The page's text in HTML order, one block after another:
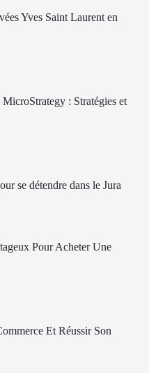
Yves Saint Laurent en
: Stratégies et
se détendre dans le Jura
Pour Acheter Une
Et Réussir Son